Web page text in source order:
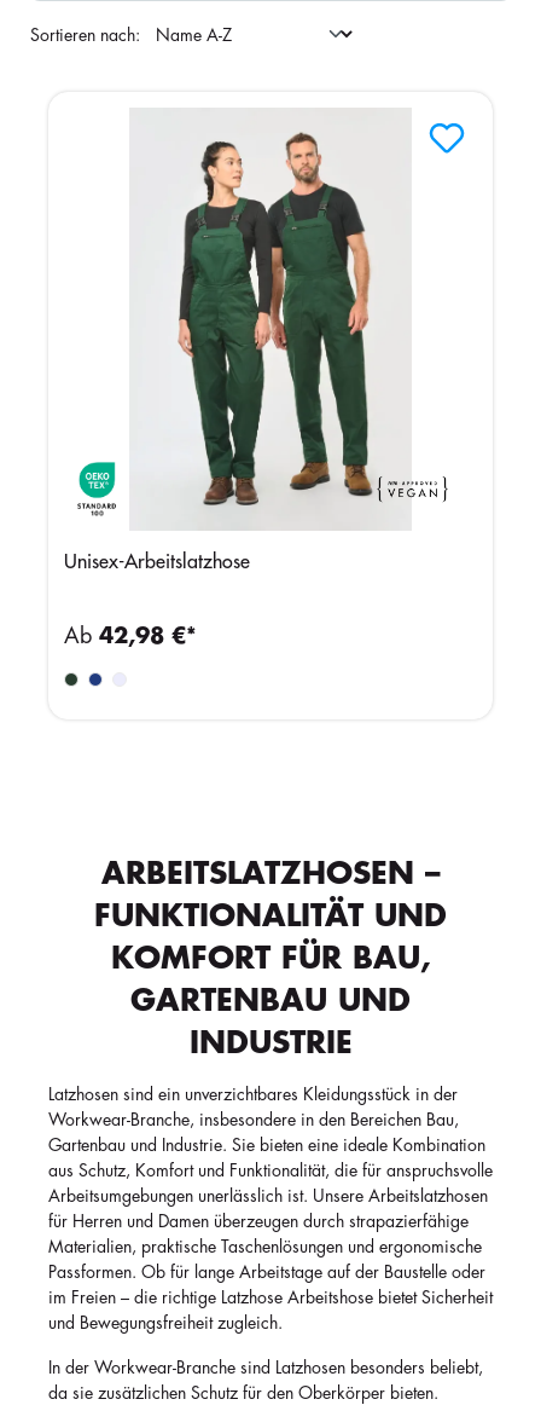
Sortieren nach:
Unisex-Arbeitslatzhose
Ab 42,98 €*
ARBEITSLATZHOSEN –
FUNKTIONALITÄT UND
KOMFORT FÜR BAU,
GARTENBAU UND
INDUSTRIE
Latzhosen sind ein unverzichtbares Kleidungsstück in der
Workwear-Branche, insbesondere in den Bereichen Bau,
Gartenbau und Industrie. Sie bieten eine ideale Kombination
aus Schutz, Komfort und Funktionalität, die für anspruchsvolle
Arbeitsumgebungen unerlässlich ist. Unsere Arbeitslatzhosen
für Herren und Damen überzeugen durch strapazierfähige
Materialien, praktische Taschenlösungen und ergonomische
Passformen. Ob für lange Arbeitstage auf der Baustelle oder
im Freien – die richtige Latzhose Arbeitshose bietet Sicherheit
und Bewegungsfreiheit zugleich.
In der Workwear-Branche sind Latzhosen besonders beliebt,
da sie zusätzlichen Schutz für den Oberkörper bieten.